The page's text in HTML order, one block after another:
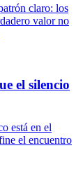
claro: los
valor no
el silencio
está en el
el encuentro